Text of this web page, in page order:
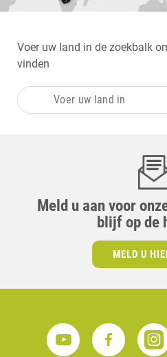
Voer uw land in de zoekbalk
vinden
Meld u aan voor
blijf op de
MELD U